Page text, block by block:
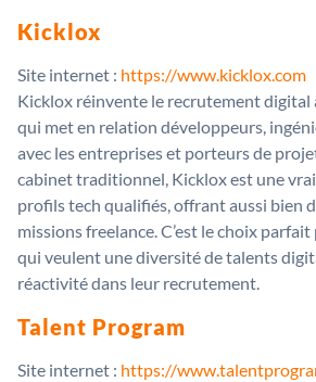
Kicklox
Site internet : https://www.kicklox.com
Kicklox réinvente le recrutement digital
qui met en relation développeurs,
avec les entreprises et porteurs de
cabinet traditionnel, Kicklox est une
profils tech qualifiés, offrant aussi bien
missions freelance. C’est le choix
qui veulent une diversité de talents
réactivité dans leur recrutement.
Talent Program
Site internet : https://